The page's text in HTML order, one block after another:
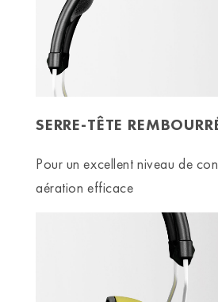
SERRE-TÊTE
Pour un excellent niveau de
aération efficace